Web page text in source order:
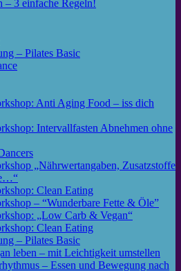
– 3 einfache Regeln!
– Pilates Basic
Anti Aging Food – iss dich
Intervallfasten Abnehmen ohne
„Nährwertangaben, Zusatzstoffe
Clean Eating
– “Wunderbare Fette & Öle”
„Low Carb & Vegan“
Clean Eating
– Pilates Basic
leben – mit Leichtigkeit umstellen
– Essen und Bewegung nach